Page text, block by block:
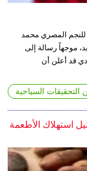
للنجم المصري محمد
موجهاً رسالة إلى
قد أعلن أن
التحقيقات السياحية
استهلاك الأطعمة